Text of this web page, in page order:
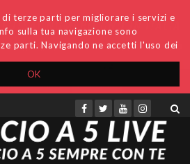
OK
terze parti per migliorare i servizi e
sulla tua navigazione sono
parti. Navigando ne accetti l'uso dei
Invio comunicati Redazione